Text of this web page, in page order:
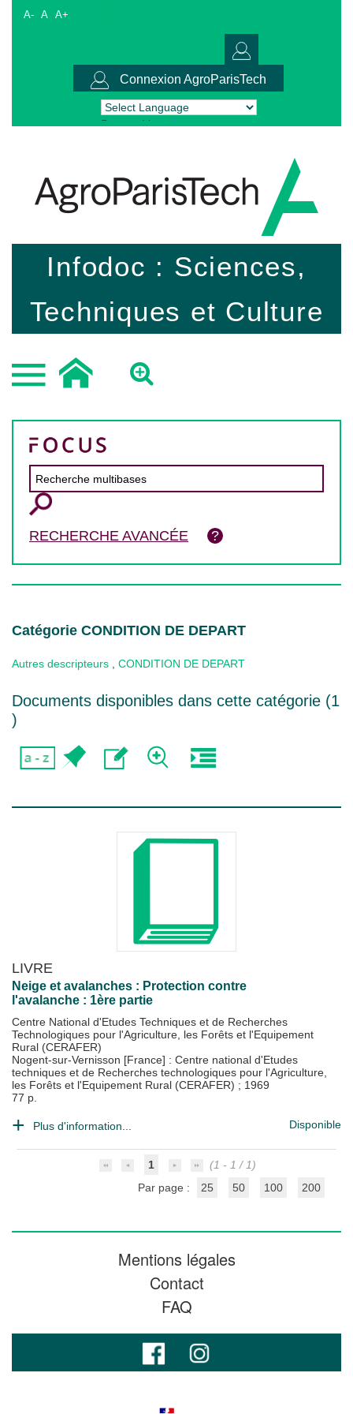
A- A A+
Connexion AgroParisTech
Powered by Translate
Infodoc : Sciences,
Techniques et Culture
RECHERCHE AVANCÉE
Catégorie CONDITION DE DEPART
Autres descripteurs CONDITION DE DEPART
Documents disponibles dans cette catégorie (1
)
LIVRE
Neige et avalanches : Protection contre
l'avalanche : 1ère partie
Centre National d'Etudes Techniques et de Recherches
Technologiques pour l'Agriculture, les Forêts et l'Equipement
Rural (CERAFER)
Nogent-sur-Vernisson [France] : Centre national d'Etudes
techniques et de Recherches technologiques pour l'Agriculture,
les Forêts et l'Equipement Rural (CERAFER) ; 1969
77 p.
Plus d'information... Disponible
1
(1 - 1 / 1)
Par page :
25 50 100 200
Mentions légales
Contact
FAQ